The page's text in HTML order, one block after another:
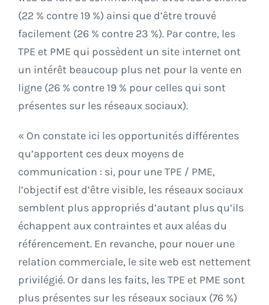
(22 % contre 19 %) ainsi que d’être trouvé
facilement (26 % contre 23 %). Par contre, les
TPE et PME qui possèdent un site internet ont
un intérêt beaucoup plus net pour la vente en
ligne (26 % contre 19 % pour celles qui sont
présentes sur les réseaux sociaux).
« On constate ici les opportunités différentes
qu’apportent ces deux moyens de
communication : si, pour une TPE / PME,
l’objectif est d’être visible, les réseaux sociaux
semblent plus appropriés d’autant plus qu’ils
échappent aux contraintes et aux aléas du
référencement. En revanche, pour nouer une
relation commerciale, le site web est nettement
privilégié. Or dans les faits, les TPE et PME sont
plus présentes sur les réseaux sociaux (76 %)